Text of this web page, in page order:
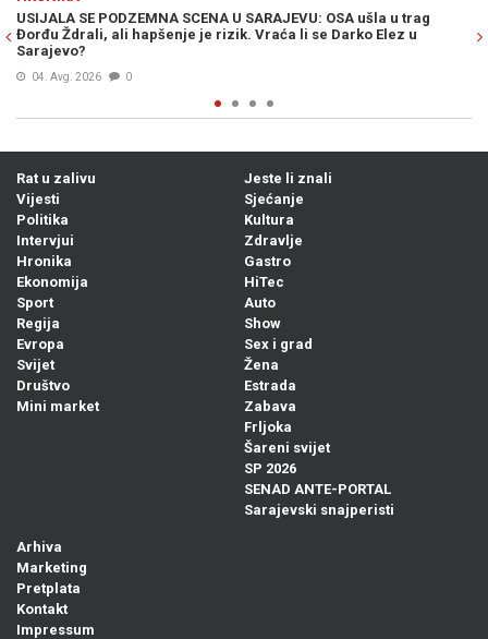
U SARAJEVU: OSA ušla u trag
Vraća li se Darko Elez u
"AKO ŽELITE ZAVRŠITI U BOLNICI,
potukao na plaži, kamere sve
Rat u zalivu
Vijesti
Politika
Intervjui
Hronika
Ekonomija
Sport
Regija
Evropa
Svijet
Društvo
Mini market
Jeste li znali
Sjećanje
Kultura
Zdravlje
Gastro
HiTec
Auto
Show
Sex i grad
Žena
Estrada
Zabava
Frljoka
Šareni svijet
SP 2026
SENAD ANTE-PORTAL
Sarajevski snajperisti
Arhiva
Marketing
Pretplata
Kontakt
Impressum